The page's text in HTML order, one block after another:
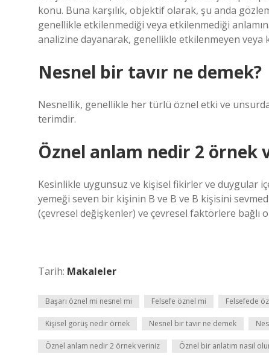
konu. Buna karşılık, objektif olarak, şu anda
genellikle etkilenmediği veya etkilenmediği
analizine dayanarak, genellikle etkilenmeyen
Nesnel bir tavır ne demek?
Nesnellik, genellikle her türlü öznel etki ve
terimdir.
Öznel anlam nedir 2 örnek
Kesinlikle uygunsuz ve kişisel fikirler ve duygular
yemeği seven bir kişinin B ve B ve B kişisini
(çevresel değişkenler) ve çevresel faktörlere bağlı
Tarih: Makaleler
Başarı öznel mi nesnel mi Felsefe öznel mi Felsefede
Kişisel görüş nedir örnek Nesnel bir tavır ne demek
Öznel anlam nedir 2 örnek veriniz Öznel bir anlatım nasıl